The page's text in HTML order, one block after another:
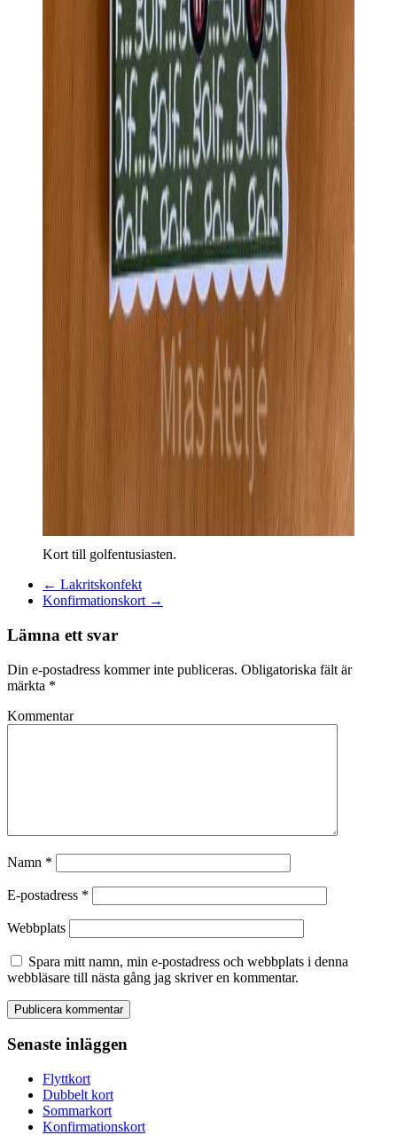
Kort till golfentusiasten.
← Lakritskonfekt
Konfirmationskort →
Lämna ett svar
Din e-postadress kommer inte publiceras. Obligatoriska fält är
märkta *
Kommentar
Namn *
E-postadress *
Webbplats
Spara mitt namn, min e-postadress och webbplats i denna
webbläsare till nästa gång jag skriver en kommentar.
Senaste inläggen
Flyttkort
Dubbelt kort
Sommarkort
Konfirmationskort